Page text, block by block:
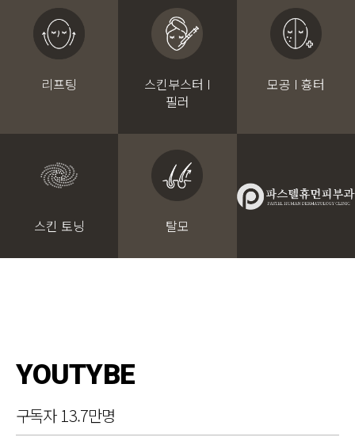
리프팅
스킨부스터 I
필러
모공 I 흉터
스킨 토닝 탈모
YOUTYBE
구독자 13.7만명